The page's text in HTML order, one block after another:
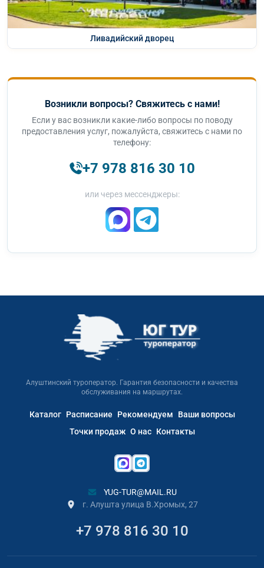
Ливадийский дворец
Возникли вопросы? Свяжитесь с нами!
Если у вас возникли какие-либо вопросы по поводу
предоставления услуг, пожалуйста, свяжитесь с нами по
телефону:
+7 978 816 30 10
или через мессенджеры:
Алуштинский туроператор. Гарантия безопасности и качества
обслуживания на маршрутах.
Каталог Расписание Рекомендуем
Ваши вопросы
Точки продаж О нас Контакты
YUG-TUR@MAIL.RU
г. Алушта улица В.Хромых, 27
+7 978 816 30 10